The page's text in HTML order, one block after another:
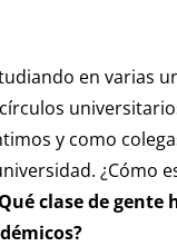
en varias
y como
¿Cómo
clase de gente